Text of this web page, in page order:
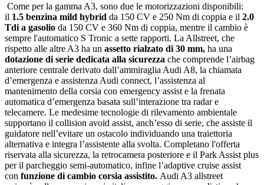
Come per la gamma A3, sono due le motorizzazioni disponibili:
il 1.5 benzina mild hybrid da 150 CV e 250 Nm di coppia e il 2.0
Tdi a gasolio da 150 CV e 360 Nm di coppia, mentre il cambio è
sempre l'automatico S Tronic a sette rapporti. La Allstreet, che
rispetto alle altre A3 ha un assetto rialzato di 30 mm, ha una
dotazione di serie dedicata alla sicurezza che comprende l’airbag
anteriore centrale derivato dall’ammiraglia Audi A8, la chiamata
d’emergenza e assistenza Audi connect, l’assistenza al
mantenimento della corsia con emergency assist e la frenata
automatica d’emergenza basata sull’interazione tra radar e
telecamere. Le medesime tecnologie di rilevamento ambientale
supportano il collision avoid assist, anch’esso di serie, che assiste il
guidatore nell’evitare un ostacolo individuando una traiettoria
alternativa e integra l’assistente alla svolta. Completano l'offerta
riservata alla sicurezza, la retrocamera posteriore e il Park Assist plus
per il parcheggio semi-automatico, infine l’adaptive cruise assist
con funzione di cambio corsia assistito. Audi A3 allstreet